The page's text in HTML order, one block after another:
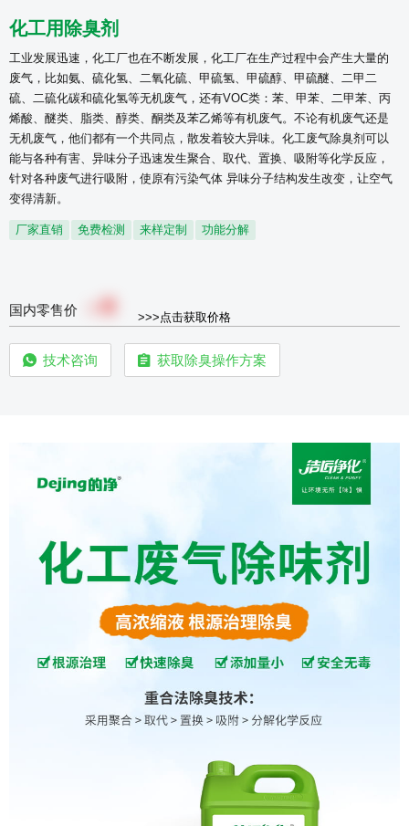
化工用除臭剂
工业发展迅速，化工厂也在不断发展，化工厂在生产过程中会产生大量的
废气，比如氨、硫化氢、二氧化硫、甲硫氢、甲硫醇、甲硫醚、二甲二
硫、二硫化碳和硫化氢等无机废气，还有VOC类：苯、甲苯、二甲苯、丙
烯酸、醚类、脂类、醇类、酮类及苯乙烯等有机废气。 不论有机废气还是
无机废气，他们都有一个共同点，散发着较大异味。化工废气除臭剂可以
能与各种有害、异味分子迅速发生聚合、取代、置换、吸附等化学反应，
针对各种废气进行吸附，使原有污染气体 异味分子结构发生改变，让空气
变得清新。
厂家直销 免费检测 来样定制 功能分解
国内零售价 0 >>>点击获取价格
技术咨询 获取除臭操作方案